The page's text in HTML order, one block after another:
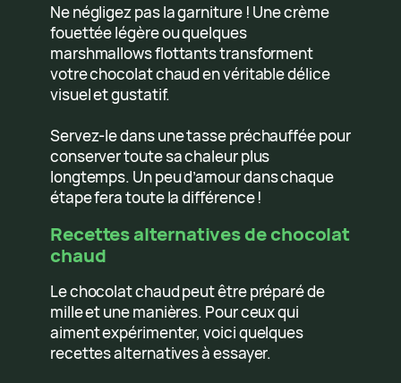
Ne négligez pas la garniture ! Une crème
fouettée légère ou quelques
marshmallows flottants transforment
votre chocolat chaud en véritable délice
visuel et gustatif.
Servez-le dans une tasse préchauffée pour
conserver toute sa chaleur plus
longtemps. Un peu d’amour dans chaque
étape fera toute la différence !
Recettes alternatives de chocolat
chaud
Le chocolat chaud peut être préparé de
mille et une manières. Pour ceux qui
aiment expérimenter, voici quelques
recettes alternatives à essayer.